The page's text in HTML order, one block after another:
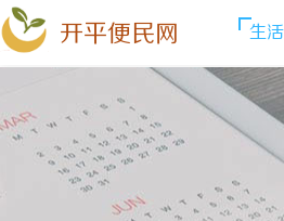
开平便民网 生